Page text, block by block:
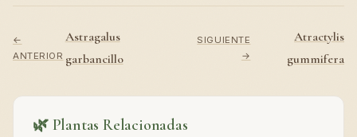
←
ANTERIOR
Astragalus
garbancillo
SIGUIENTE
→
Atractylis
gummifera
🌿 Plantas Relacionadas